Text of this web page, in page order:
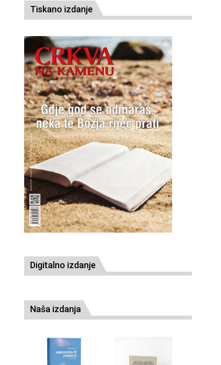
Tiskano izdanje
Digitalno izdanje
Naša izdanja